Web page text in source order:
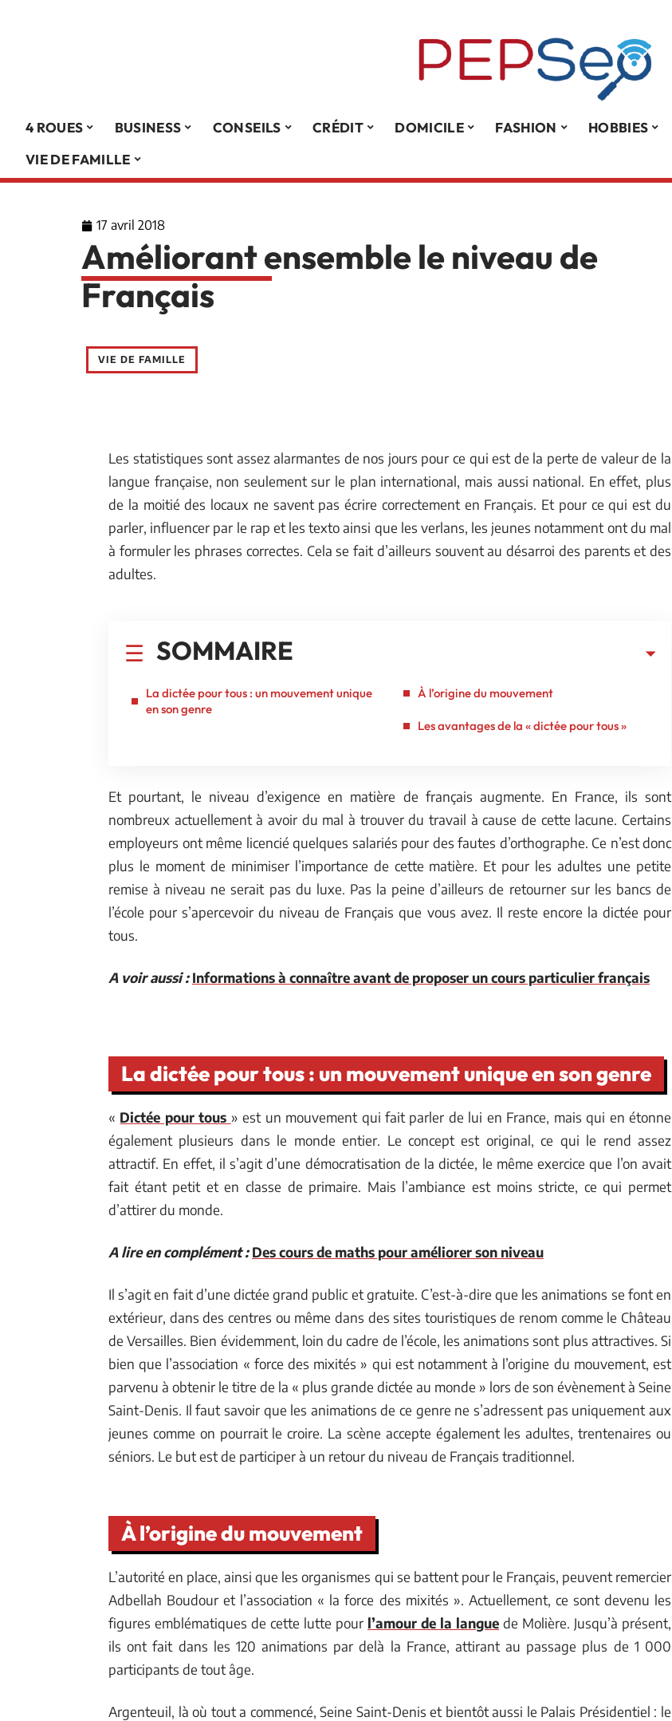
4 ROUES BUSINESS CONSEILS CRÉDIT DOMICILE FASHION HOBBIES
VIE DE FAMILLE
17 avril 2018
Améliorant ensemble le niveau de
Français
VIE DE FAMILLE
Les statistiques sont assez alarmantes de nos jours pour ce qui est de la perte de valeur de la
langue française, non seulement sur le plan international, mais aussi national. En effet, plus
de la moitié des locaux ne savent pas écrire correctement en Français. Et pour ce qui est du
parler, influencer par le rap et les texto ainsi que les verlans, les jeunes notamment ont du mal
à formuler les phrases correctes. Cela se fait d’ailleurs souvent au désarroi des parents et des
adultes.
SOMMAIRE
La dictée pour tous : un mouvement unique
en son genre
À l’origine du mouvement
Les avantages de la « dictée pour tous »
Et pourtant, le niveau d’exigence en matière de français augmente. En France, ils sont
nombreux actuellement à avoir du mal à trouver du travail à cause de cette lacune. Certains
employeurs ont même licencié quelques salariés pour des fautes d’orthographe. Ce n’est donc
plus le moment de minimiser l’importance de cette matière. Et pour les adultes une petite
remise à niveau ne serait pas du luxe. Pas la peine d’ailleurs de retourner sur les bancs de
l’école pour s’apercevoir du niveau de Français que vous avez. Il reste encore la dictée pour
tous.
A voir aussi : Informations à connaître avant de proposer un cours particulier français
La dictée pour tous : un mouvement unique en son genre
« Dictée pour tous » est un mouvement qui fait parler de lui en France, mais qui en étonne
également plusieurs dans le monde entier. Le concept est original, ce qui le rend assez
attractif. En effet, il s’agit d’une démocratisation de la dictée, le même exercice que l’on avait
fait étant petit et en classe de primaire. Mais l’ambiance est moins stricte, ce qui permet
d’attirer du monde.
A lire en complément : Des cours de maths pour améliorer son niveau
Il s’agit en fait d’une dictée grand public et gratuite. C’est-à-dire que les animations se font en
extérieur, dans des centres ou même dans des sites touristiques de renom comme le Château
de Versailles. Bien évidemment, loin du cadre de l’école, les animations sont plus attractives. Si
bien que l’association « force des mixités » qui est notamment à l’origine du mouvement, est
parvenu à obtenir le titre de la « plus grande dictée au monde » lors de son évènement à Seine
Saint-Denis. Il faut savoir que les animations de ce genre ne s’adressent pas uniquement aux
jeunes comme on pourrait le croire. La scène accepte également les adultes, trentenaires ou
séniors. Le but est de participer à un retour du niveau de Français traditionnel.
À l’origine du mouvement
L’autorité en place, ainsi que les organismes qui se battent pour le Français, peuvent remercier
Adbellah Boudour et l’association « la force des mixités ». Actuellement, ce sont devenu les
figures emblématiques de cette lutte pour l’amour de la langue de Molière. Jusqu’à présent,
ils ont fait dans les 120 animations par delà la France, attirant au passage plus de 1 000
participants de tout âge.
Argenteuil, là où tout a commencé, Seine Saint-Denis et bientôt aussi le Palais Présidentiel : le